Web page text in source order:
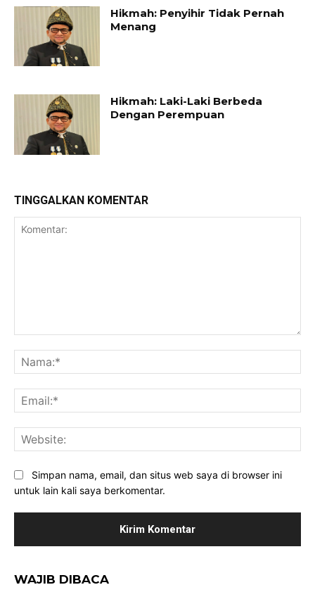
Hikmah: Penyihir Tidak Pernah
Menang
Hikmah: Laki-Laki Berbeda
Dengan Perempuan
TINGGALKAN KOMENTAR
Simpan nama, email, dan situs web saya di browser ini
untuk lain kali saya berkomentar.
WAJIB DIBACA